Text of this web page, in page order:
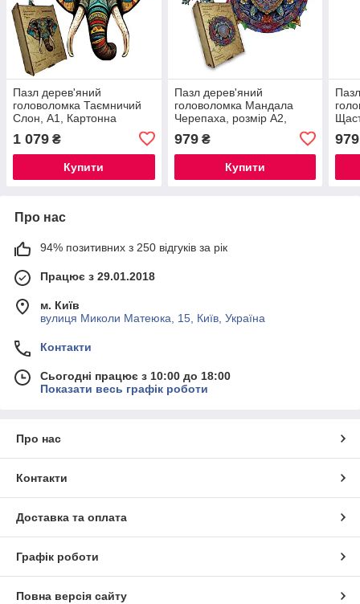
Пазл дерев'яний
головоломка Таємничий
Слон, А1, Картонна
1 079 ₴
Купити
Пазл дерев'яний
головоломка Мандала
Черепаха, розмір А2,
979₴
Купити
979
Про нас
94% позитивних з 250 відгуків за рік
Працює з 29.01.2018
м. Київ
вулиця Миколи Матеюка, 15, Київ, Україна
Контакти
Сьогодні працює з 10:00 до 18:00
Показати весь графік роботи
Про нас
Контакти
Доставка та оплата
Графік роботи
Повна версія сайту